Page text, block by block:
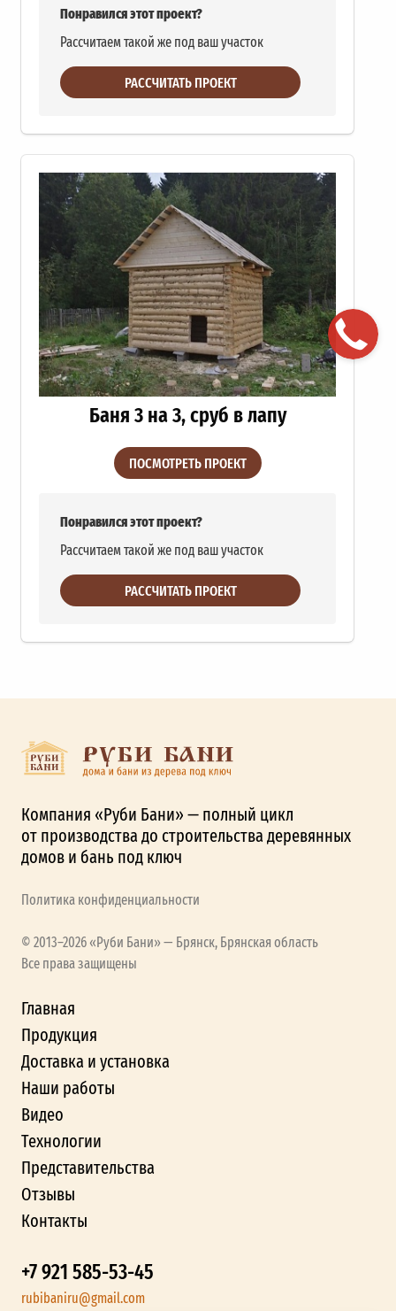
Понравился этот проект?
Рассчитаем такой же под ваш участок
РАССЧИТАТЬ ПРОЕКТ
Баня 3 на 3, сруб в лапу
ПОСМОТРЕТЬ ПРОЕКТ
Понравился этот проект?
Рассчитаем такой же под ваш участок
РАССЧИТАТЬ ПРОЕКТ
Компания «Руби Бани» — полный цикл
от производства до строительства деревянных
домов и бань под ключ
Политика конфиденциальности
© 2013–2026 «Руби Бани» — Брянск, Брянская область
Все права защищены
Главная
Продукция
Доставка и установка
Наши работы
Видео
Технологии
Представительства
Отзывы
Контакты
+7 921 585-53-45
rubibaniru@gmail.com